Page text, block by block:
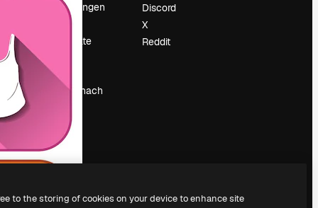
Veranstaltungen
Deine Inhalte
verkaufen
Pressesaal
Suchst du nach
Discord
X
Reddit
to the storing of cookies on your device to enhance site